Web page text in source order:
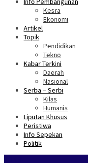
Kesra
Ekonomi
Artikel
Topik
Pendidikan
Tekno
Kabar Terkini
Daerah
Nasional
Serba – Serbi
Kilas
Humanis
Liputan Khusus
Peristiwa
Info Sepekan
Politik